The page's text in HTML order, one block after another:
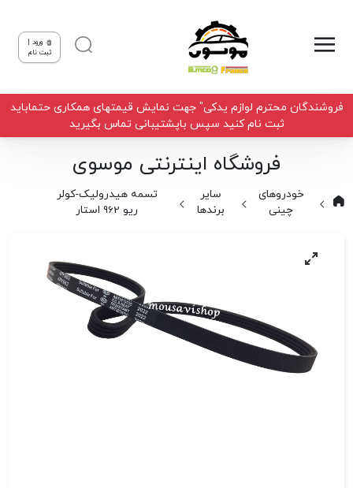
ورود |
ثبت نام
فروشندگان محترم لوازم یدکی" جهت نمایش قیمتهای همکاری حتماباید
ثبت نام کنید سپس باپشتیبانی تماس بگیرید
فروشگاه اینترنتی موسوی
خودروهای
چینی
سایر
برندها
تسمه هیدرولیک-کولر
ریو 962 استار